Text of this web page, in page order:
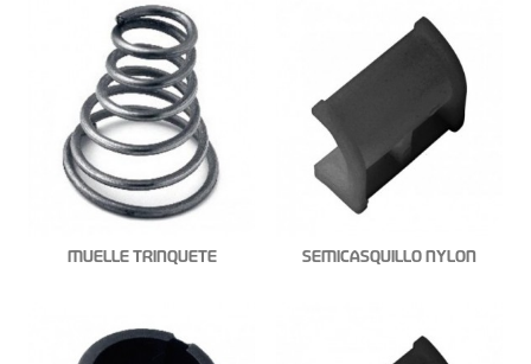
MUELLE TRINQUETE SEMICASQUILLO NYLON